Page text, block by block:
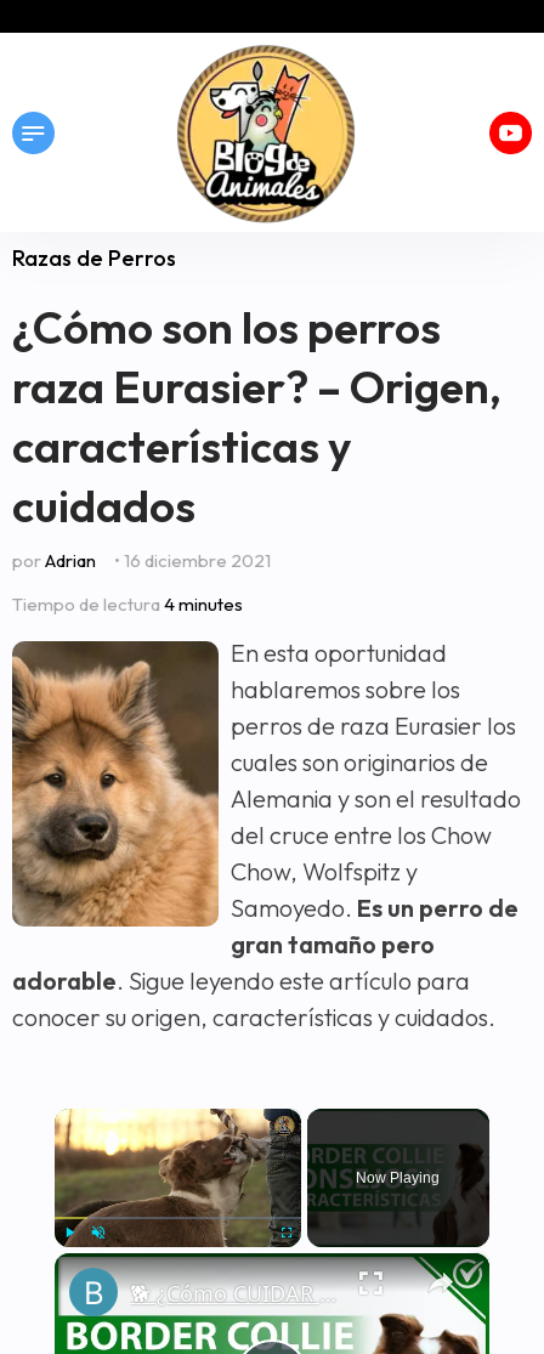
Razas de Perros
¿Cómo son los perros
raza Eurasier? – Origen,
características y
cuidados
porAdrian
• 16 diciembre 2021
Tiempo de lectura 4 minutes
En esta oportunidad
hablaremos sobre los
perros de raza Eurasier los
cuales son originarios de
Alemania y son el resultado
del cruce entre los Chow
Chow, Wolfspitz y
Samoyedo. Es un perro de
gran tamaño pero
adorable. Sigue leyendo este artículo para
conocer su origen, características y cuidados.
×
Play Unmute Fullscreen
Now Playing
×
🐕 ¿Cómo CUIDAR a un BORDER COLLIE correctamente? - Características y consejos 🐕